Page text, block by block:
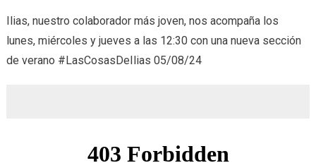
cosas
de
Ilias, nuestro colaborador más joven, nos acompaña los
lunes, miércoles y jueves a las 12:30 con una nueva sección
de verano #LasCosasDeIlias 05/08/24